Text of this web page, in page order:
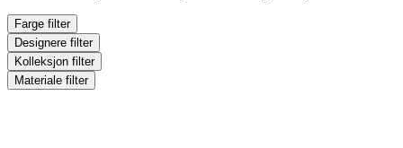
Farge filter
Designere filter
Kolleksjon filter
Materiale filter